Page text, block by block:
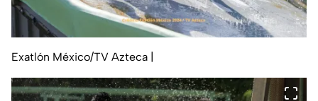
Exatlón México/TV Azteca |